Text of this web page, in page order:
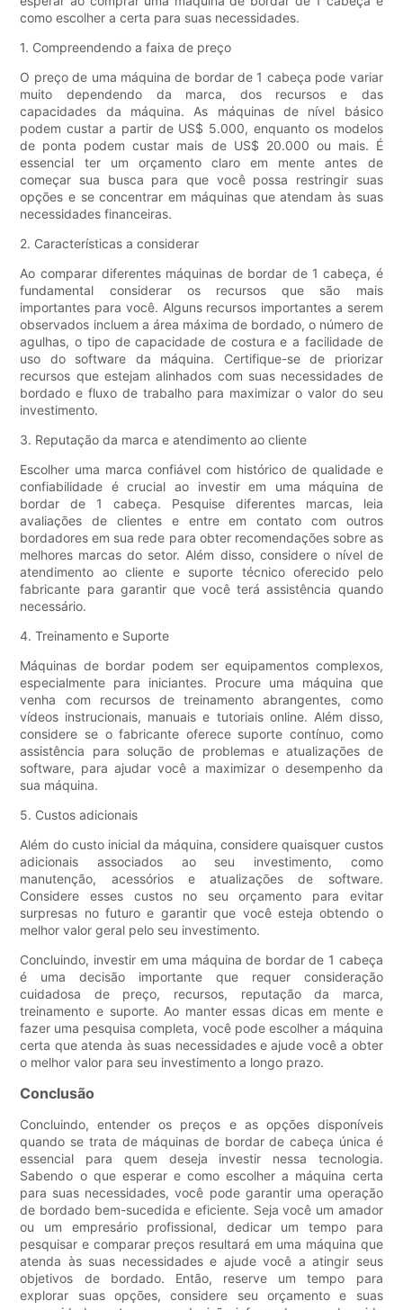
como escolher a certa para suas necessidades.
1. Compreendendo a faixa de preço
O preço de uma máquina de bordar de 1 cabeça pode variar
muito dependendo da marca, dos recursos e das
capacidades da máquina. As máquinas de nível básico
podem custar a partir de US$ 5.000, enquanto os modelos
de ponta podem custar mais de US$ 20.000 ou mais. É
essencial ter um orçamento claro em mente antes de
começar sua busca para que você possa restringir suas
opções e se concentrar em máquinas que atendam às suas
necessidades financeiras.
2. Características a considerar
Ao comparar diferentes máquinas de bordar de 1 cabeça, é
fundamental considerar os recursos que são mais
importantes para você. Alguns recursos importantes a serem
observados incluem a área máxima de bordado, o número de
agulhas, o tipo de capacidade de costura e a facilidade de
uso do software da máquina. Certifique-se de priorizar
recursos que estejam alinhados com suas necessidades de
bordado e fluxo de trabalho para maximizar o valor do seu
investimento.
3. Reputação da marca e atendimento ao cliente
Escolher uma marca confiável com histórico de qualidade e
confiabilidade é crucial ao investir em uma máquina de
bordar de 1 cabeça. Pesquise diferentes marcas, leia
avaliações de clientes e entre em contato com outros
bordadores em sua rede para obter recomendações sobre as
melhores marcas do setor. Além disso, considere o nível de
atendimento ao cliente e suporte técnico oferecido pelo
fabricante para garantir que você terá assistência quando
necessário.
4. Treinamento e Suporte
Máquinas de bordar podem ser equipamentos complexos,
especialmente para iniciantes. Procure uma máquina que
venha com recursos de treinamento abrangentes, como
vídeos instrucionais, manuais e tutoriais online. Além disso,
considere se o fabricante oferece suporte contínuo, como
assistência para solução de problemas e atualizações de
software, para ajudar você a maximizar o desempenho da
sua máquina.
5. Custos adicionais
Além do custo inicial da máquina, considere quaisquer custos
adicionais associados ao seu investimento, como
manutenção, acessórios e atualizações de software.
Considere esses custos no seu orçamento para evitar
surpresas no futuro e garantir que você esteja obtendo o
melhor valor geral pelo seu investimento.
Concluindo, investir em uma máquina de bordar de 1 cabeça
é uma decisão importante que requer consideração
cuidadosa de preço, recursos, reputação da marca,
treinamento e suporte. Ao manter essas dicas em mente e
fazer uma pesquisa completa, você pode escolher a máquina
certa que atenda às suas necessidades e ajude você a obter
o melhor valor para seu investimento a longo prazo.
Conclusão
Concluindo, entender os preços e as opções disponíveis
quando se trata de máquinas de bordar de cabeça única é
essencial para quem deseja investir nessa tecnologia.
Sabendo o que esperar e como escolher a máquina certa
para suas necessidades, você pode garantir uma operação
de bordado bem-sucedida e eficiente. Seja você um amador
ou um empresário profissional, dedicar um tempo para
pesquisar e comparar preços resultará em uma máquina que
atenda às suas necessidades e ajude você a atingir seus
objetivos de bordado. Então, reserve um tempo para
explorar suas opções, considere seu orçamento e suas